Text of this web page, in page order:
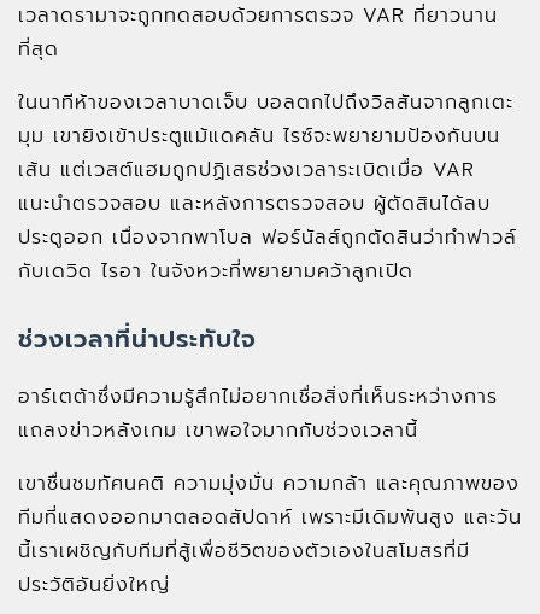
เวลาดรามาจะถูกทดสอบด้วยการตรวจ VAR ที่ยาวนาน
ที่สุด
ในนาทีห้าของเวลาบาดเจ็บ บอลตกไปถึงวิลสันจากลูกเตะ
มุม เขายิงเข้าประตูแม้แดคลัน ไรซ์จะพยายามป้องกันบน
เส้น แต่เวสต์แฮมถูกปฏิเสธช่วงเวลาระเบิดเมื่อ VAR
แนะนำตรวจสอบ และหลังการตรวจสอบ ผู้ตัดสินได้ลบ
ประตูออก เนื่องจากพาโบล ฟอร์นัลส์ถูกตัดสินว่าทำฟาวล์
กับเดวิด ไรอา ในจังหวะที่พยายามคว้าลูกเปิด
ช่วงเวลาที่น่าประทับใจ
อาร์เตต้าซึ่งมีความรู้สึกไม่อยากเชื่อสิ่งที่เห็นระหว่างการ
แถลงข่าวหลังเกม เขาพอใจมากกับช่วงเวลานี้
เขาชื่นชมทัศนคติ ความมุ่งมั่น ความกล้า และคุณภาพของ
ทีมที่แสดงออกมาตลอดสัปดาห์ เพราะมีเดิมพันสูง และวัน
นี้เราเผชิญกับทีมที่สู้เพื่อชีวิตของตัวเองในสโมสรที่มี
ประวัติอันยิ่งใหญ่